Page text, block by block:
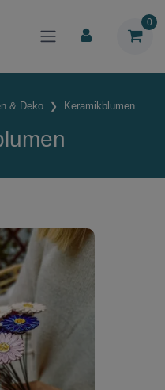
0
& Deko Keramikblumen